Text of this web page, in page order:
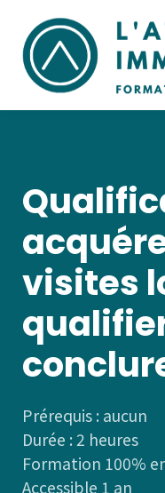
visites
Prérequis : aucun
Durée : 2 heures
Formation 100%
Accessible 1 an